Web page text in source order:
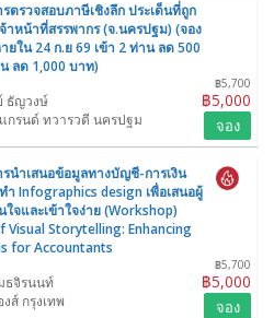
ตรวจสอบภาษีเชิงลึก ประเด็นที่ถูก
าหน้าที่สรรพากร (จ.นครปฐม) (จอง
ยใน 24 ก.ย 69 เข้า 2 ท่าน ลด 500
ลด 1,000 บาท)
฿5,700
฿5,000
ธัญวงษ์
กรนด์ ทวารวดี นครปฐม
จอง
นำเสนอข้อมูลทางบัญชี-การเงิน
ำ Infographics design เพื่อเสนอผู้
จและเข้าใจง่าย (Workshop)
Visual Storytelling: Enhancing
for Accountants
฿5,700
฿5,000
ธจิรนนท์
ส์ กรุงเทพ
จอง